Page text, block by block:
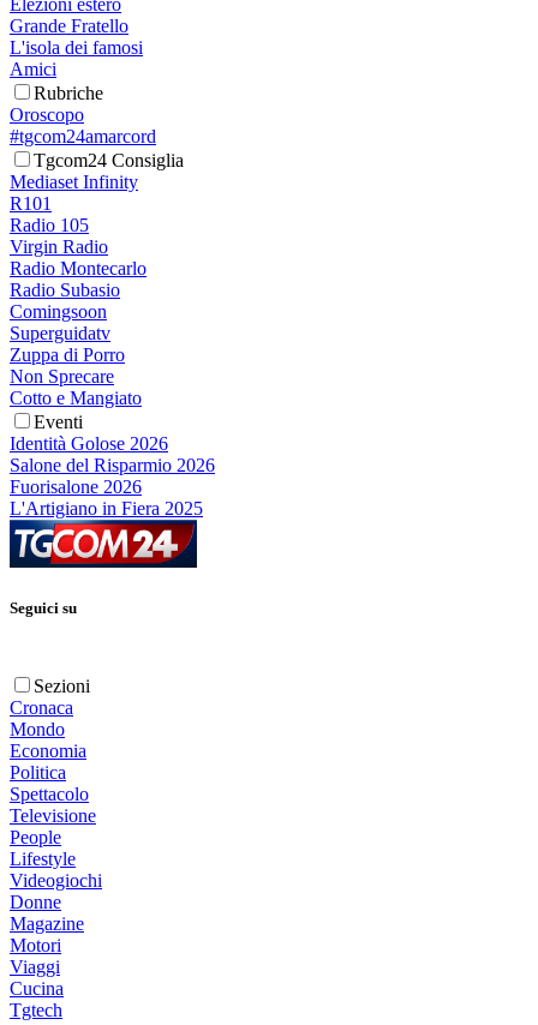
Grande Fratello
L'isola dei famosi
Amici
Rubriche
Oroscopo
#tgcom24amarcord
Tgcom24 Consiglia
Mediaset Infinity
R101
Radio 105
Virgin Radio
Radio Montecarlo
Radio Subasio
Comingsoon
Superguidatv
Zuppa di Porro
Non Sprecare
Cotto e Mangiato
Eventi
Identità Golose 2026
Salone del Risparmio 2026
Fuorisalone 2026
L'Artigiano in Fiera 2025
Seguici su
Sezioni
Cronaca
Mondo
Economia
Politica
Spettacolo
Televisione
People
Lifestyle
Videogiochi
Donne
Magazine
Motori
Viaggi
Cucina
Tgtech